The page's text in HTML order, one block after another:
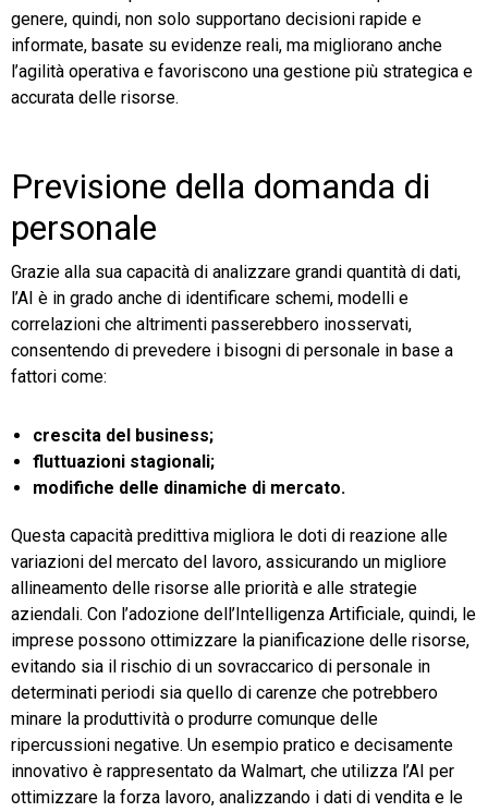
genere, quindi, non solo supportano decisioni rapide e
informate, basate su evidenze reali, ma migliorano anche
l’agilità operativa e favoriscono una gestione più strategica e
accurata delle risorse.
Previsione della domanda di
personale
Grazie alla sua capacità di analizzare grandi quantità di dati,
l’AI è in grado anche di identificare schemi, modelli e
correlazioni che altrimenti passerebbero inosservati,
consentendo di prevedere i bisogni di personale in base a
fattori come:
crescita del business;
fluttuazioni stagionali;
modifiche delle dinamiche di mercato.
Questa capacità predittiva migliora le doti di reazione alle
variazioni del mercato del lavoro, assicurando un migliore
allineamento delle risorse alle priorità e alle strategie
aziendali. Con l’adozione dell’Intelligenza Artificiale, quindi, le
imprese possono ottimizzare la pianificazione delle risorse,
evitando sia il rischio di un sovraccarico di personale in
determinati periodi sia quello di carenze che potrebbero
minare la produttività o produrre comunque delle
ripercussioni negative. Un esempio pratico e decisamente
innovativo è rappresentato da Walmart, che utilizza l’AI per
ottimizzare la forza lavoro, analizzando i dati di vendita e le